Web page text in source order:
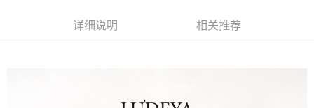
未成年的使用者，請事先徵得法定代理人或監護人之同意方可使用
详细说明 相关推荐